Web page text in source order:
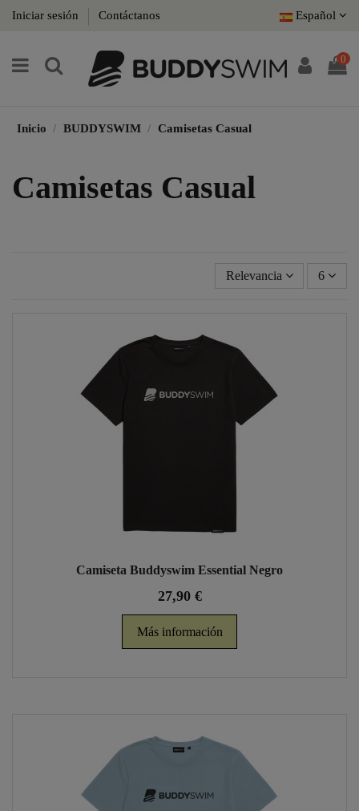
Iniciar sesión Contáctanos Español
0
Inicio BUDDYSWIM Camisetas Casual
Camisetas Casual
Relevancia 6
Camiseta Buddyswim Essential Negro
27,90 €
Más información